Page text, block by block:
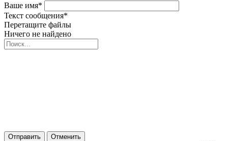
Ваше имя*
Текст сообщения*
Перетащите файлы
Ничего не найдено
Отправить Отменить